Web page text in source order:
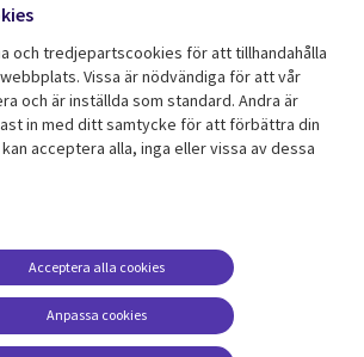
SWEDEN
dataskydd
Accessibility
Terms of Use
och tredjepartscookies för att tillhandahålla
Vissa är nödvändiga för att vår
och är inställda som standard. Andra är
in med ditt samtycke för att förbättra din
acceptera alla, inga eller vissa av dessa
Anpassa cookies
Acceptera alla cookies